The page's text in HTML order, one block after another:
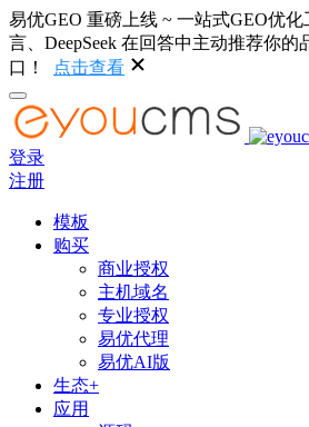
易优GEO 重磅上线 ~ 一站式GEO优
言、DeepSeek 在回答中主动推荐你的
口！
点击查看
登录
注册
模板
购买
商业授权
主机域名
专业授权
易优代理
易优AI版
生态+
应用